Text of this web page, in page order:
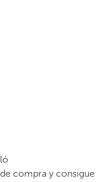
compra y consigue